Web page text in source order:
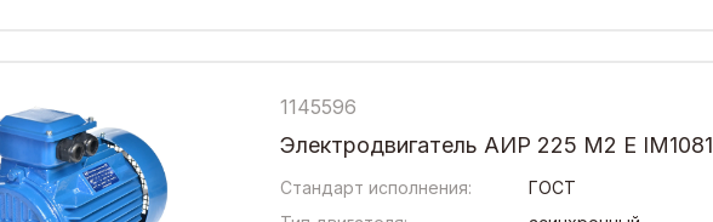
1145596
Электродвигатель АИР 225 М2 Е IM1081
Стандарт исполнения:
ГОСТ